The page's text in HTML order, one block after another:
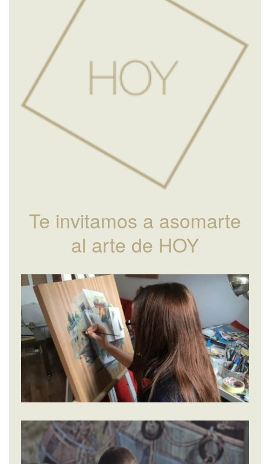
Te invitamos a asomarte
al arte de HOY